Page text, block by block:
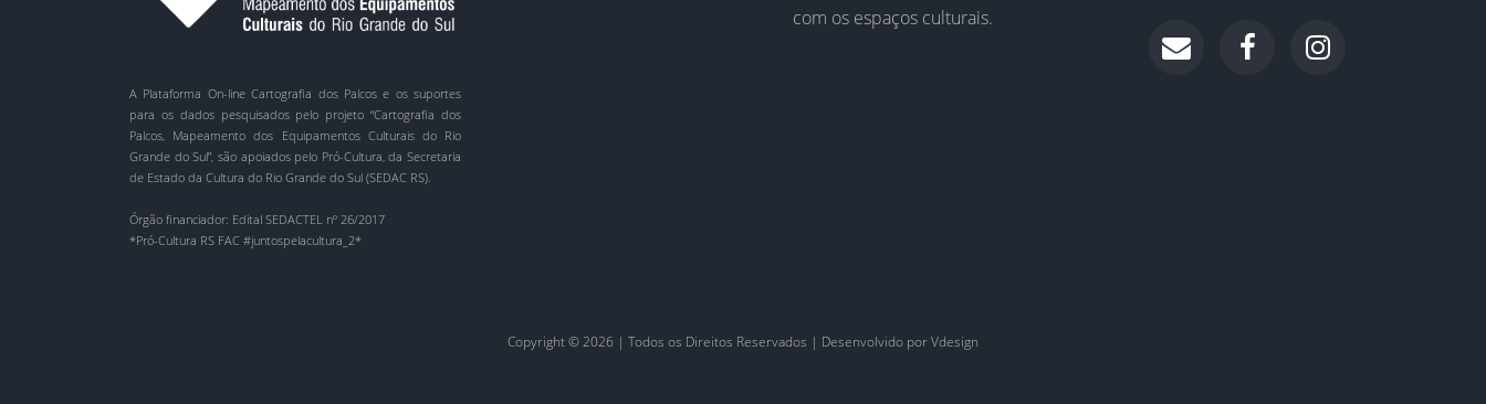
A Plataforma On-line Cartografia dos Palcos e os suportes
para os dados pesquisados pelo projeto “Cartografia dos
Palcos, Mapeamento dos Equipamentos Culturais do Rio
Grande do Sul”, são apoiados pelo Pró-Cultura, da Secretaria
de Estado da Cultura do Rio Grande do Sul (SEDAC RS).
Órgão financiador: Edital SEDACTEL nº 26/2017
*Pró-Cultura RS FAC #juntospelacultura_2*
com os espaços culturais.
Copyright ©2026 | Todos os Direitos Reservados | Desenvolvido porVdesign